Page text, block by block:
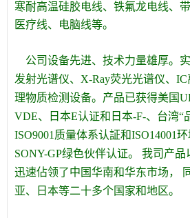
寒耐高温硅胶电线、铁氟龙电线、
医疗线、电脑线等。
公司设备先进、技术力量雄厚。
发射光谱仪、X-Ray荧光光谱仪、
理物质检测设备。产品已获得美国
VDE、日本E认证和日本-F-、台湾“
ISO9001质量体系认証和ISO14001
SONY-GP绿色伙伴认证。 我司产
迅速佔领了中国华南和华东市场，
亚、日本等二十多个国家和地区。